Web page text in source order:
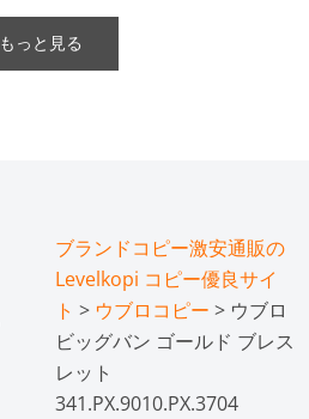
もっと見る
ブランドコピー激安通販の
Levelkopi コピー優良サイ
ト > ウブロコピー > ウブロ
ビッグバン ゴールド ブレス
レット
341.PX.9010.PX.3704